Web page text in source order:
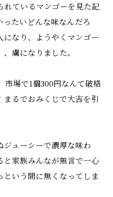
れているマンゴーを見た記
たいどんな味なんだろ
になり、ようやくマンゴー
虜になりました。
市場で1個300円なんて破格
るでおみくじで大吉を引
ジューシーで濃厚な味わ
家族みんなが無言で一心
いう間に無くなってしま